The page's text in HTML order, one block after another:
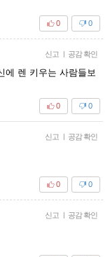
0
0
신고 | 공감 확인
에 렌 키우는 사람들보
0
0
신고 | 공감 확인
0
0
신고 | 공감 확인